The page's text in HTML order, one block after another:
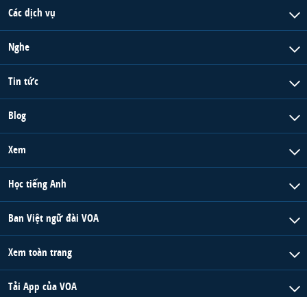
Các dịch vụ
Nghe
Tin tức
Blog
Xem
Học tiếng Anh
Ban Việt ngữ đài VOA
Xem toàn trang
Tải App của VOA